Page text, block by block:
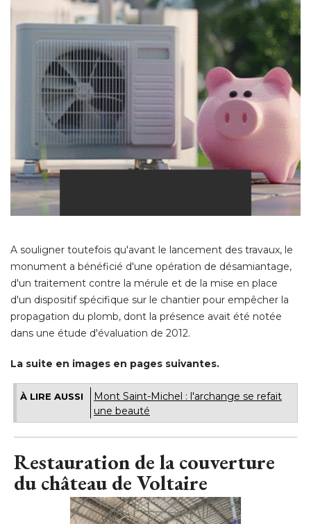
A souligner toutefois qu'avant le lancement des travaux, le
monument a bénéficié d'une opération de désamiantage,
d'un traitement contre la mérule et de la mise en place
d'un dispositif spécifique sur le chantier pour empêcher la
propagation du plomb, dont la présence avait été notée
dans une étude d'évaluation de 2012.
La suite en images en pages suivantes.
À LIRE AUSSI
Mont Saint-Michel : l'archange se refait
une beauté
Restauration de la couverture
du château de Voltaire